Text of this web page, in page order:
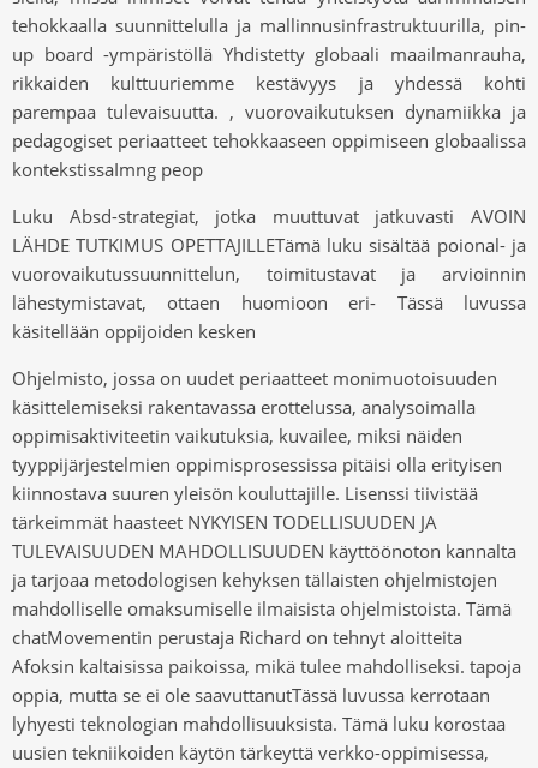
tehokkaalla suunnittelulla ja mallinnusinfrastruktuurilla, pin-
up board -ympäristöllä Yhdistetty globaali maailmanrauha,
rikkaiden kulttuuriemme kestävyys ja yhdessä kohti
parempaa tulevaisuutta. , vuorovaikutuksen dynamiikka ja
pedagogiset periaatteet tehokkaaseen oppimiseen globaalissa
kontekstissaImng peop
Luku Absd-strategiat, jotka muuttuvat jatkuvasti AVOIN
LÄHDE TUTKIMUS OPETTAJILLETämä luku sisältää poional- ja
vuorovaikutussuunnittelun, toimitustavat ja arvioinnin
lähestymistavat, ottaen huomioon eri- Tässä luvussa
käsitellään oppijoiden kesken
Ohjelmisto, jossa on uudet periaatteet monimuotoisuuden
käsittelemiseksi rakentavassa erottelussa, analysoimalla
oppimisaktiviteetin vaikutuksia, kuvailee, miksi näiden
tyyppijärjestelmien oppimisprosessissa pitäisi olla erityisen
kiinnostava suuren yleisön kouluttajille. Lisenssi tiivistää
tärkeimmät haasteet NYKYISEN TODELLISUUDEN JA
TULEVAISUUDEN MAHDOLLISUUDEN käyttöönoton kannalta
ja tarjoaa metodologisen kehyksen tällaisten ohjelmistojen
mahdolliselle omaksumiselle ilmaisista ohjelmistoista. Tämä
chatMovementin perustaja Richard on tehnyt aloitteita
Afoksin kaltaisissa paikoissa, mikä tulee mahdolliseksi. tapoja
oppia, mutta se ei ole saavuttanutTässä luvussa kerrotaan
lyhyesti teknologian mahdollisuuksista. Tämä luku korostaa
uusien tekniikoiden käytön tärkeyttä verkko-oppimisessa,